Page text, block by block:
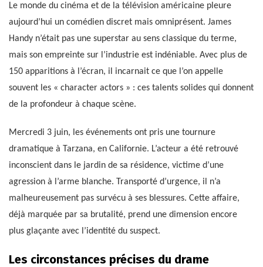
Le monde du cinéma et de la télévision américaine pleure
aujourd’hui un comédien discret mais omniprésent. James
Handy n’était pas une superstar au sens classique du terme,
mais son empreinte sur l’industrie est indéniable. Avec plus de
150 apparitions à l’écran, il incarnait ce que l’on appelle
souvent les « character actors » : ces talents solides qui donnent
de la profondeur à chaque scène.
Mercredi 3 juin, les événements ont pris une tournure
dramatique à Tarzana, en Californie. L’acteur a été retrouvé
inconscient dans le jardin de sa résidence, victime d’une
agression à l’arme blanche. Transporté d’urgence, il n’a
malheureusement pas survécu à ses blessures. Cette affaire,
déjà marquée par sa brutalité, prend une dimension encore
plus glaçante avec l’identité du suspect.
Les circonstances précises du drame